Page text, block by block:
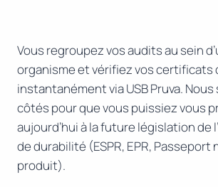
Vous regroupez vos audits au sein
organisme et vérifiez vos certificats
instantanément via USB Pruva. Nous
côtés pour que vous puissiez vous
aujourd’hui à la future législation de
de durabilité (ESPR, EPR, Passeport
produit).